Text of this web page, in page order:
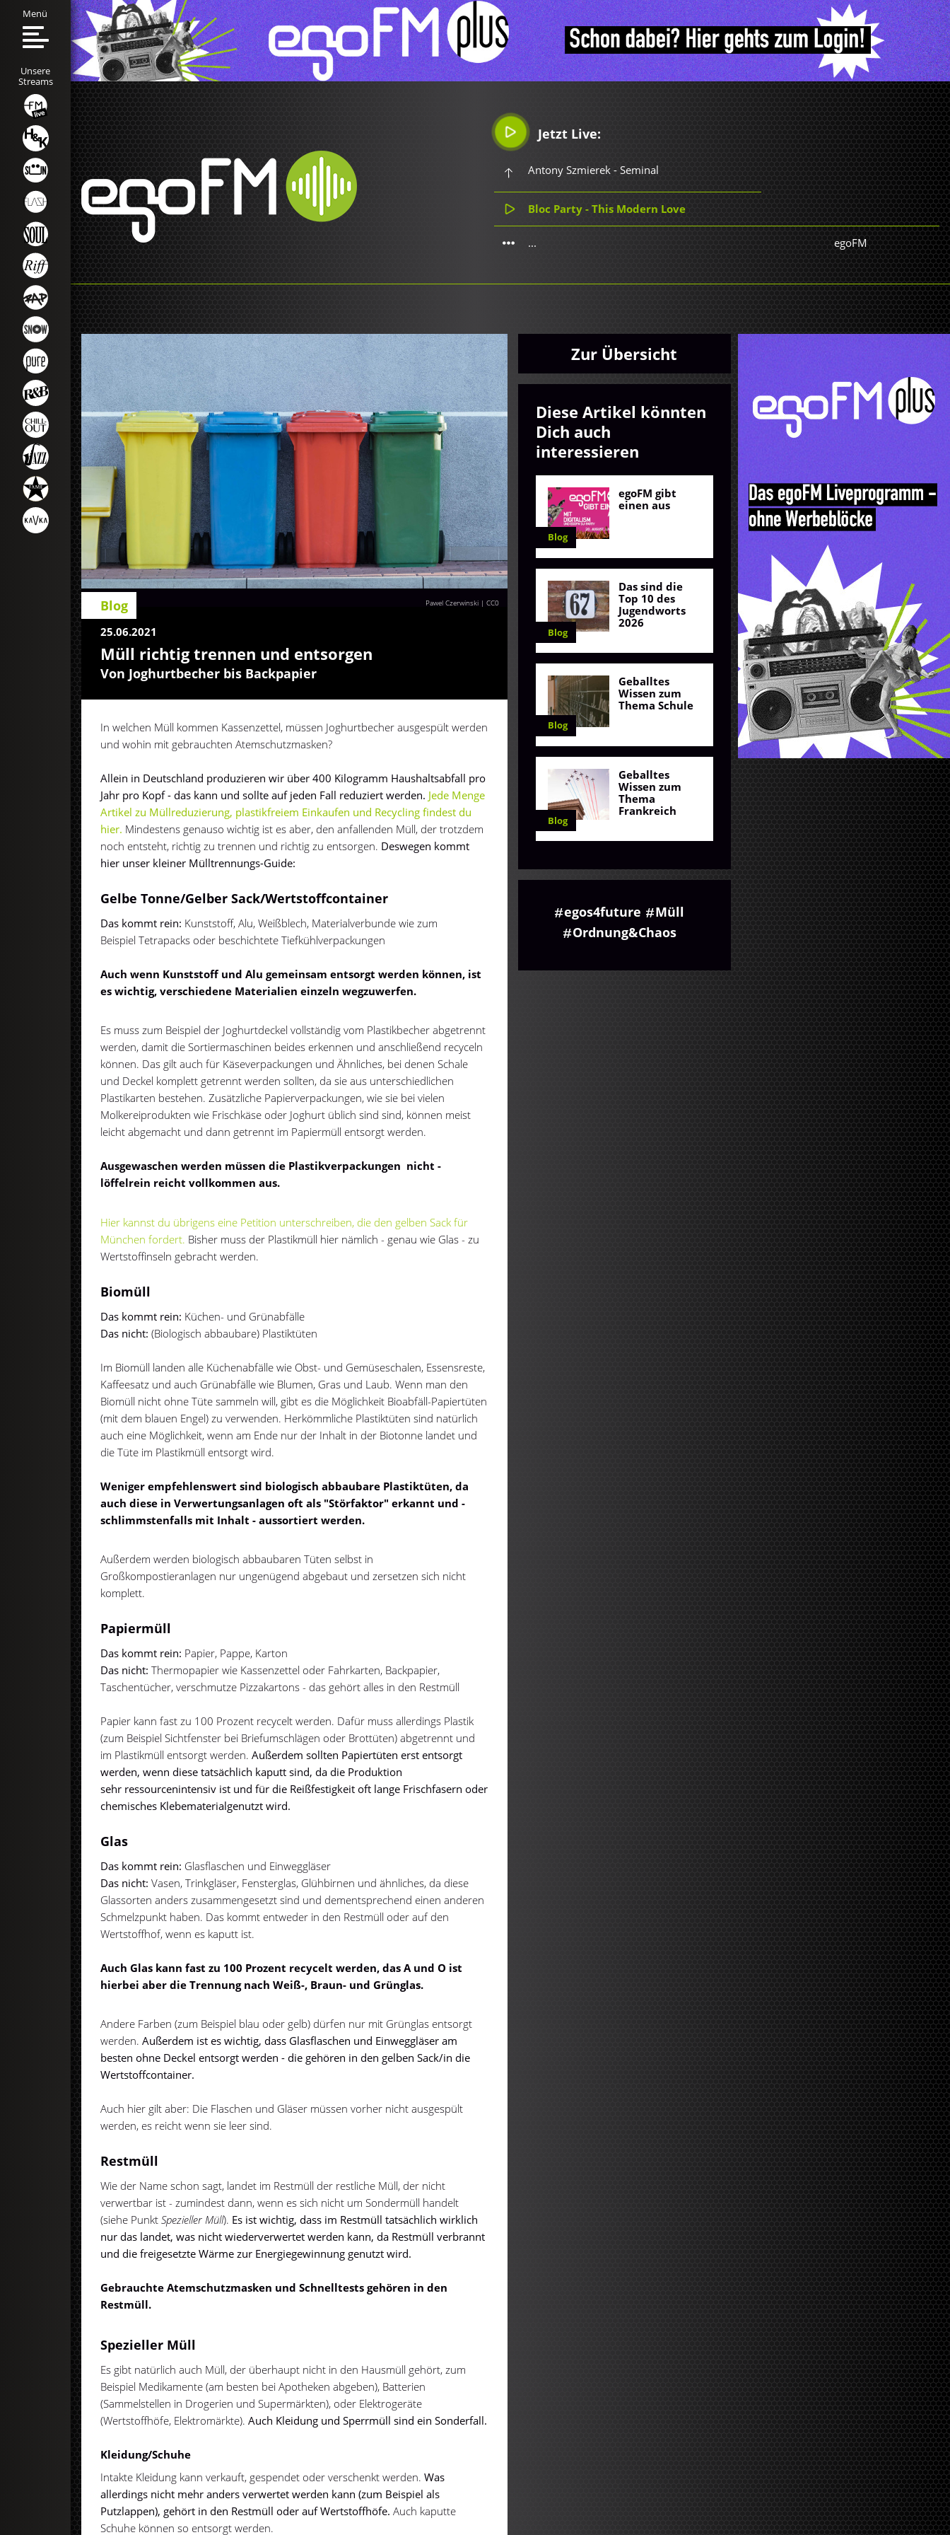
Jetzt Live:
Antony Szmierek - Seminal
Bloc Party - This Modern Love
... egoFM
Menü
Unsere
Streams
Pawel Czerwinski| CC0
Blog
25.06.2021
Müll richtig trennen und entsorgen
Von Joghurtbecher bis Backpapier
In welchen Müll kommen Kassenzettel, müssen Joghurtbecher ausgespült werden
und wohin mit gebrauchten Atemschutzmasken?
Allein in Deutschland produzieren wir über 400 Kilogramm Haushaltsabfall pro
Jahr pro Kopf - das kann und sollte auf jeden Fall reduziert werden. Jede Menge
Artikel zu Müllreduzierung, plastikfreiem Einkaufen und Recycling findest du
hier. Mindestens genauso wichtig ist es aber, den anfallenden Müll, der trotzdem
noch entsteht, richtig zu trennen und richtig zu entsorgen. Deswegen kommt
hier unser kleiner Mülltrennungs-Guide:
Gelbe Tonne/Gelber Sack/Wertstoffcontainer
Das kommt rein: Kunststoff, Alu, Weißblech, Materialverbunde wie zum
Beispiel Tetrapacks oder beschichtete Tiefkühlverpackungen
Auch wenn Kunststoff und Alu gemeinsam entsorgt werden können, ist
es wichtig, verschiedene Materialien einzeln wegzuwerfen.
Es muss zum Beispiel der Joghurtdeckel vollständig vom Plastikbecher abgetrennt
werden, damit die Sortiermaschinen beides erkennen und anschließend recyceln
können. Das gilt auch für Käseverpackungen und Ähnliches, bei denen Schale
und Deckel komplett getrennt werden sollten, da sie aus unterschiedlichen
Plastikarten bestehen. Zusätzliche Papierverpackungen, wie sie bei vielen
Molkereiprodukten wie Frischkäse oder Joghurt üblich sind sind, können meist
leicht abgemacht und dann getrennt im Papiermüll entsorgt werden.
Ausgewaschen werden müssen die Plastikverpackungen nicht -
löffelrein reicht vollkommen aus.
Hier kannst du übrigens eine Petition unterschreiben, die den gelben Sack für
München fordert. Bisher muss der Plastikmüll hier nämlich - genau wie Glas - zu
Wertstoffinseln gebracht werden.
Biomüll
Das kommt rein: Küchen- und Grünabfälle
Das nicht: (Biologisch abbaubare) Plastiktüten
Im Biomüll landen alle Küchenabfälle wie Obst- und Gemüseschalen, Essensreste,
Kaffeesatz und auch Grünabfälle wie Blumen, Gras und Laub. Wenn man den
Biomüll nicht ohne Tüte sammeln will, gibt es die Möglichkeit Bioabfäll-Papiertüten
(mit dem blauen Engel) zu verwenden. Herkömmliche Plastiktüten sind natürlich
auch eine Möglichkeit, wenn am Ende nur der Inhalt in der Biotonne landet und
die Tüte im Plastikmüll entsorgt wird.
Weniger empfehlenswert sind biologisch abbaubare Plastiktüten, da
auch diese in Verwertungsanlagen oft als "Störfaktor" erkannt und -
schlimmstenfalls mit Inhalt - aussortiert werden.
Außerdem werden biologisch abbaubaren Tüten selbst in
Großkompostieranlagen nur ungenügend abgebaut und zersetzen sich nicht
komplett.
Papiermüll
Das kommt rein: Papier, Pappe, Karton
Das nicht:Thermopapier wie Kassenzettel oder Fahrkarten, Backpapier,
Taschentücher, verschmutze Pizzakartons - das gehört alles in den Restmüll
Papier kann fast zu 100 Prozent recycelt werden. Dafür muss allerdings Plastik
(zum Beispiel Sichtfenster bei Briefumschlägen oder Brottüten) abgetrennt und
im Plastikmüll entsorgt werden.Außerdem sollten Papiertüten erst entsorgt
werden, wenn diese tatsächlich kaputt sind, da die Produktion
sehr ressourcenintensiv ist und für die Reißfestigkeit oft lange Frischfasern oder
chemisches Klebematerialgenutzt wird.
Glas
Das kommt rein: Glasflaschen und Einweggläser
Das nicht: Vasen, Trinkgläser, Fensterglas, Glühbirnen und ähnliches, da diese
Glassorten anders zusammengesetzt sind und dementsprechend einen anderen
Schmelzpunkt haben. Das kommt entweder in den Restmüll oder auf den
Wertstoffhof, wenn es kaputt ist.
Auch Glas kann fast zu 100 Prozent recycelt werden, das A und O ist
hierbei aber die Trennung nach Weiß-, Braun- und Grünglas.
Andere Farben (zum Beispiel blau oder gelb) dürfen nur mit Grünglas entsorgt
werden.Außerdem ist es wichtig, dass Glasflaschen und Einweggläser am
besten ohne Deckel entsorgt werden - die gehören in den gelben Sack/in die
Wertstoffcontainer.
Auch hier gilt aber: Die Flaschen und Gläser müssen vorher nicht ausgespült
werden, es reicht wenn sie leer sind.
Restmüll
Wie der Name schon sagt, landet im Restmüll der restliche Müll, der nicht
verwertbar ist - zumindest dann, wenn es sich nicht um Sondermüll handelt
(siehe PunktSpezieller Müll). Es ist wichtig, dass im Restmüll tatsächlich wirklich
nur das landet, was nicht wiederverwertet werden kann, da Restmüll verbrannt
und die freigesetzte Wärme zur Energiegewinnung genutzt wird.
Gebrauchte Atemschutzmasken und Schnelltests gehören in den
Restmüll.
Spezieller Müll
Es gibt natürlich auch Müll, der überhaupt nicht in den Hausmüll gehört, zum
Beispiel Medikamente (am besten bei Apotheken abgeben), Batterien
(Sammelstellen in Drogerien und Supermärkten), oder Elektrogeräte
(Wertstoffhöfe, Elektromärkte). Auch Kleidung und Sperrmüll sind ein Sonderfall.
Kleidung/Schuhe
Intakte Kleidung kann verkauft, gespendet oder verschenkt werden.Was
allerdings nicht mehr anders verwertet werden kann (zum Beispiel als
Putzlappen), gehört in den Restmüll oder auf Wertstoffhöfe. Auch kaputte
Schuhe können so entsorgt werden.
Zur Übersicht
Diese Artikel könnten
Dich auch
interessieren
Blog
egoFM gibt
einen aus
Blog
Das sind die
Top 10 des
Jugendworts
2026
Blog
Geballtes
Wissen zum
Thema Schule
Blog
Geballtes
Wissen zum
Thema
Frankreich
egos4future
Müll
Ordnung&Chaos